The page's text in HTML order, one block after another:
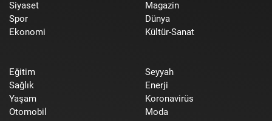
Siyaset
Spor
Ekonomi
Magazin
Dünya
Kültür-Sanat
Eğitim
Sağlık
Yaşam
Otomobil
Seyyah
Enerji
Koronavirüs
Moda